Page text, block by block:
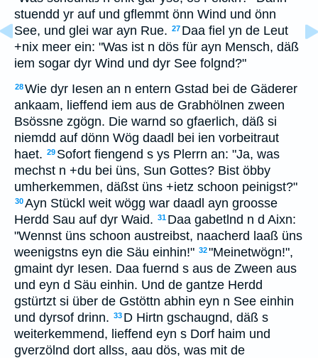
stuendd yr auf und gflemmt önn Wind und önn
See, und glei war ayn Rue. 27 Daa fiel yn de Leut
+nix meer ein: "Was ist n dös für ayn Mensch, däß
iem sogar dyr Wind und dyr See folgnd?"
28Wie dyr Iesen an n entern Gstad bei de Gäderer
ankaam, lieffend iem aus de Grabhölnen zween
Bsössne zgögn. Die warnd so gfaerlich, däß si
niemdd auf dönn Wög daadl bei ien vorbeitraut
haet. 29 Sofort fiengend s ys Plerrn an: "Ja, was
mechst n +du bei üns, Sun Gottes? Bist öbby
umherkemmen, däßst üns +ietz schoon peinigst?"
30Ayn Stückl weit wögg war daadl ayn groosse
Herdd Sau auf dyr Waid. 31 Daa gabetlnd n d Aixn:
"Wennst üns schoon austreibst, naacherd laaß üns
weenigstns eyn die Säu einhin!" 32"Meinetwögn!",
gmaint dyr Iesen. Daa fuernd s aus de Zween aus
und eyn d Säu einhin. Und de gantze Herdd
gstürtzt si über de Gstöttn abhin eyn n See einhin
und dyrsof drinn. 33 D Hirtn gschaugnd, däß s
weiterkemmend, lieffend eyn s Dorf haim und
gverzölnd dort allss, aau dös, was mit de